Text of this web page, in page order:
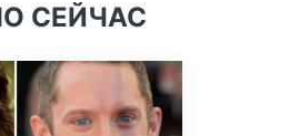
СЕЙЧАС